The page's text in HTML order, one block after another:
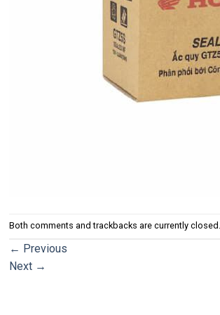
Both comments and trackbacks are currently closed.
← Previous
Next →